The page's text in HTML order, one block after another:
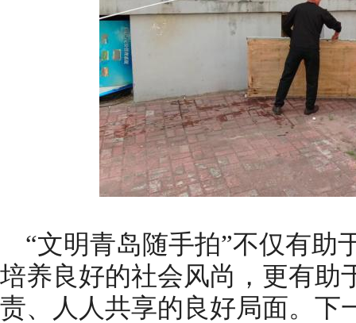
“文明青岛随手拍”不仅有助
培养良好的社会风尚，更有助
责、人人共享的良好局面。下